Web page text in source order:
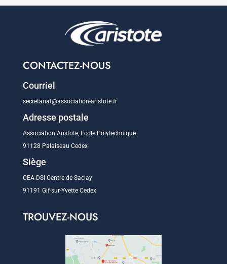
CONTACTEZ-NOUS
Courriel
secretariat@association-aristote.fr
Adresse postale
Association Aristote, Ecole Polytechnique
91128 Palaiseau Cedex
Siège
CEA-DSI Centre de Saclay
91191 Gif-sur-Yvette Cedex
TROUVEZ-NOUS